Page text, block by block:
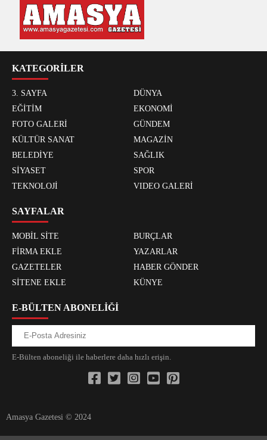
KATEGORİLER
3. SAYFA
DÜNYA
EĞİTİM
EKONOMİ
FOTO GALERİ
GÜNDEM
KÜLTÜR SANAT
MAGAZİN
BELEDİYE
SAĞLIK
SİYASET
SPOR
TEKNOLOJİ
VIDEO GALERİ
SAYFALAR
MOBİL SİTE
BURÇLAR
FİRMA EKLE
YAZARLAR
GAZETELER
HABER GÖNDER
SİTENE EKLE
KÜNYE
E-BÜLTEN ABONELİĞİ
E-Bülten aboneliği ile haberlere daha hızlı erişin.
Amasya Gazetesi © 2024